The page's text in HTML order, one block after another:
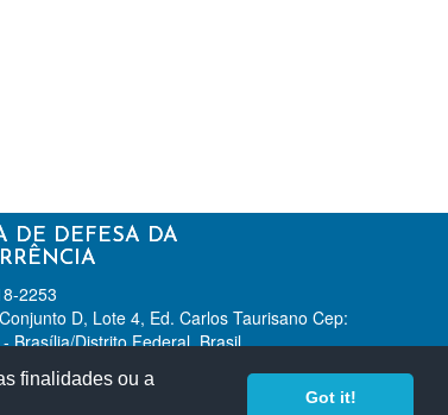
finalidades ou a
Got it!
DE DEFESA DA
2253
D, Lote 4, Ed. Carlos Taurisano Cep:
Brasília/Distrito Federal, Brasil.
1283